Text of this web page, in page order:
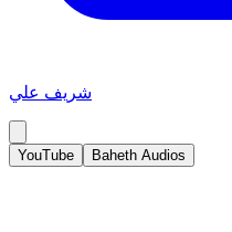
شريف علي
YouTube Baheth Audios